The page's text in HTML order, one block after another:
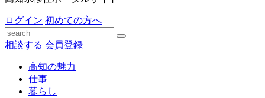
ログイン 初めての方へ
相談する 会員登録
高知の魅力
仕事
暮らし